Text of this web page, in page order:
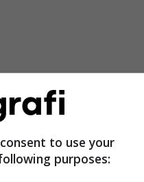
to use your
purposes: